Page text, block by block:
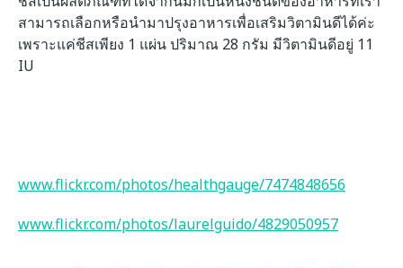
สามารถเลือกหรือนำมาปรุงอาหารเพื่อเสริมวิตามินดีได้ค่ะ
เพราะแค่ชีสเพียง 1 แผ่น ปริมาณ 28 กรัม มีวิตามินดีอยู่ 11
IU
www.flickr.com/photos/healthgauge/7474848656
www.flickr.com/photos/laurelguido/4829050957